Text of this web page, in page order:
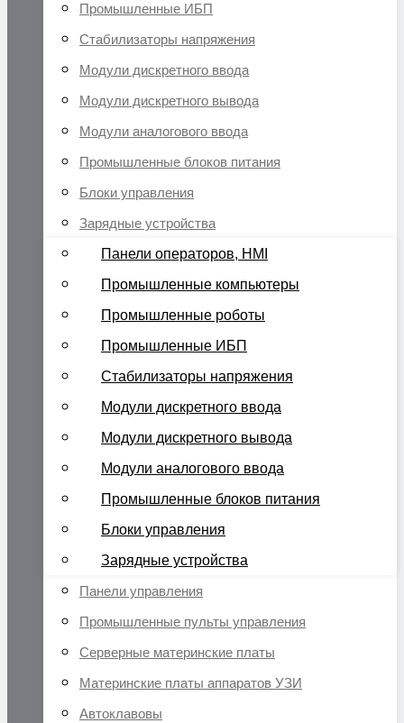
Промышленные ИБП
Стабилизаторы напряжения
Модули дискретного ввода
Модули дискретного вывода
Модули аналогового ввода
Промышленные блоков питания
Блоки управления
Зарядные устройства
Панели операторов, HMI
Промышленные компьютеры
Промышленные роботы
Промышленные ИБП
Стабилизаторы напряжения
Модули дискретного ввода
Модули дискретного вывода
Модули аналогового ввода
Промышленные блоков питания
Блоки управления
Зарядные устройства
Панели управления
Промышленные пульты управления
Серверные материнские платы
Материнские платы аппаратов УЗИ
Автоклавовы